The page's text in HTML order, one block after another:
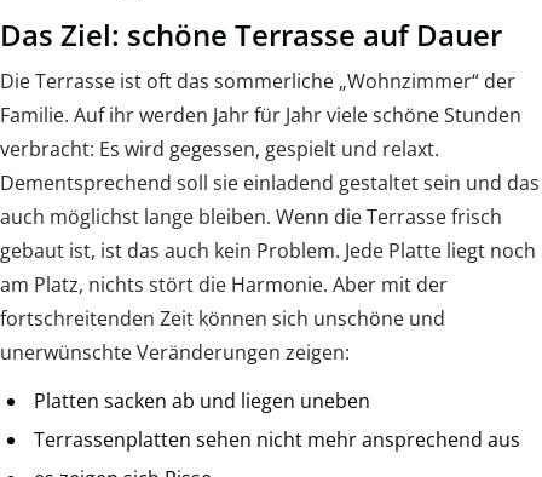
Das Ziel: schöne Terrasse auf Dauer
Die Terrasse ist oft das sommerliche „Wohnzimmer“ der
Familie. Auf ihr werden Jahr für Jahr viele schöne Stunden
verbracht: Es wird gegessen, gespielt und relaxt.
Dementsprechend soll sie einladend gestaltet sein und das
auch möglichst lange bleiben. Wenn die Terrasse frisch
gebaut ist, ist das auch kein Problem. Jede Platte liegt noch
am Platz, nichts stört die Harmonie. Aber mit der
fortschreitenden Zeit können sich unschöne und
unerwünschte Veränderungen zeigen:
Platten sacken ab und liegen uneben
Terrassenplatten sehen nicht mehr ansprechend aus